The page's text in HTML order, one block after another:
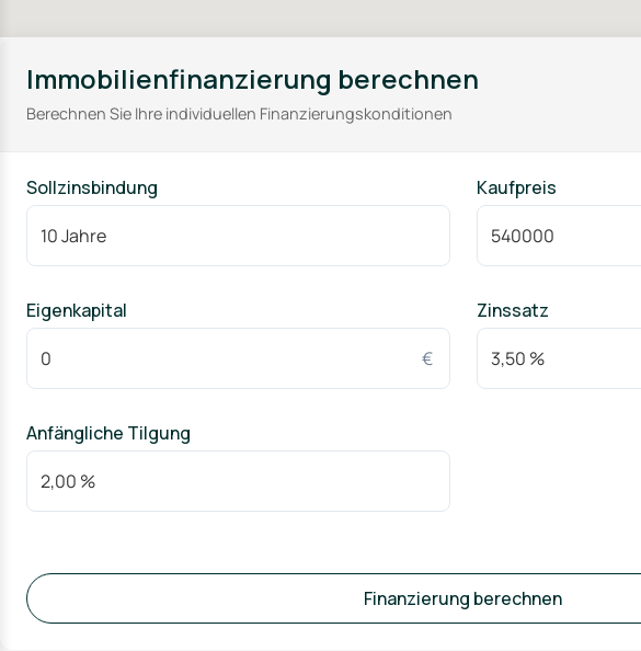
Immobilienfinanzierung berechnen
Berechnen Sie Ihre individuellen Finanzierungskonditionen
Sollzinsbindung
Kaufpreis
Eigenkapital
€
Zinssatz
Anfängliche Tilgung
Finanzierung berechnen